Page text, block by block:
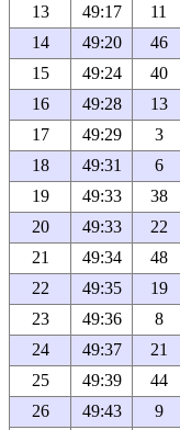
13
49:17 11
14
49:20 46
15
49:24 40
16
49:28 13
17
49:29 3
18
49:31 6
19
49:33 38
20
49:33 22
21
49:34 48
22
49:35 19
23
49:36 8
24
49:37 21
25
49:39 44
26
49:43 9